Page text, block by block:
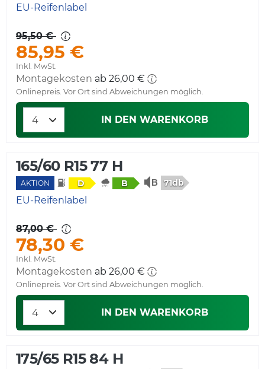
EU-Reifenlabel
95,50 €
85,95 €
Inkl. MwSt.
Montagekosten ab 26,00 €
Onlinepreis. Vor Ort sind Abweichungen möglich.
IN DEN WARENKORB
165/60 R15 77 H
AKTION D B 71db
EU-Reifenlabel
87,00 €
78,30 €
Inkl. MwSt.
Montagekosten ab 26,00 €
Onlinepreis. Vor Ort sind Abweichungen möglich.
IN DEN WARENKORB
175/65 R15 84 H